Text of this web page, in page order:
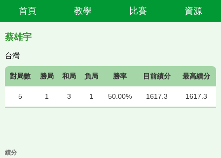
首頁 教學 比賽 資源
蔡雄宇
台灣
對局數 勝局 和局 負局 勝率 目前績分 最高績分
5 1 3 1 50.00% 1617.3 1617.3